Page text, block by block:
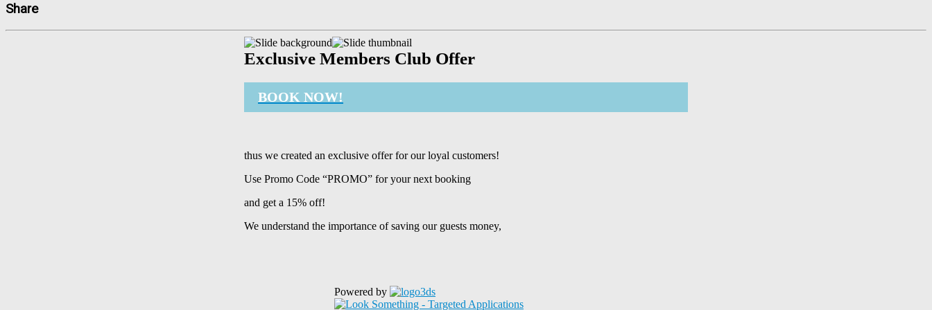
Share
Exclusive Members Club Offer
BOOK NOW!
thus we created an exclusive offer for our loyal customers!
Use Promo Code “PROMO” for your next booking
and get a 15% off!
We understand the importance of saving our guests money,
Powered by